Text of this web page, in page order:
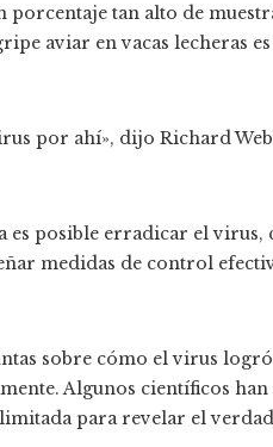
tan alto de
aviar en vacas lecheras
por ahí», dijo Richard
es posible erradicar el virus,
medidas de control
sobre cómo el virus
Algunos científicos
para revelar el